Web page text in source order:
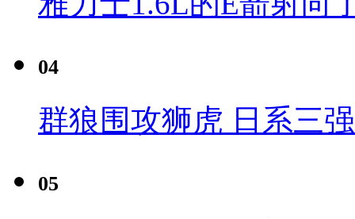
04
群狼围攻狮虎 日系三
05